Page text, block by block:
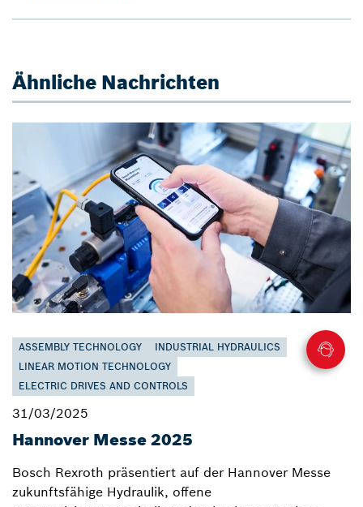
Ähnliche Nachrichten
ASSEMBLY TECHNOLOGY
INDUSTRIAL HYDRAULICS
LINEAR MOTION TECHNOLOGY
ELECTRIC DRIVES AND CONTROLS
31/03/2025
Hannover Messe 2025
Bosch Rexroth präsentiert auf der Hannover Messe
zukunftsfähige Hydraulik, offene